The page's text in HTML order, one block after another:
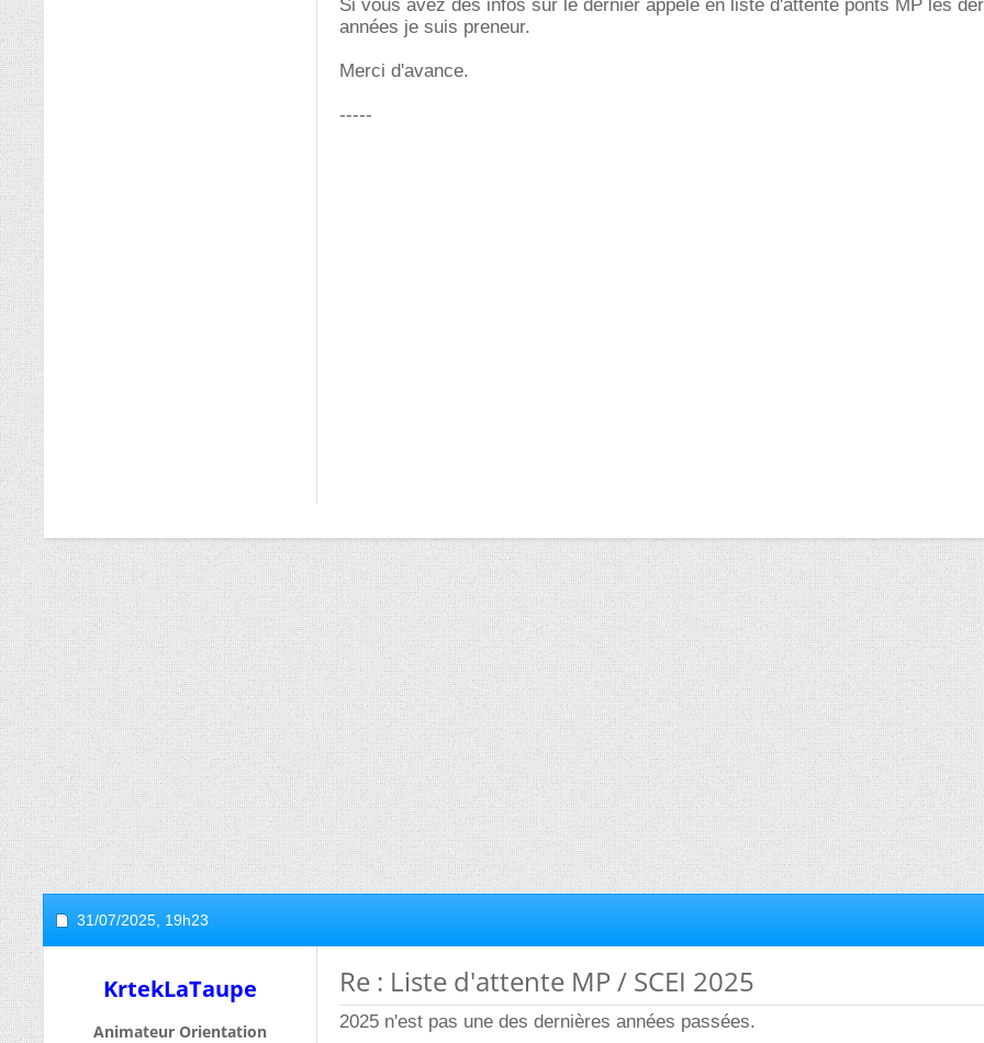
Si vous avez des infos sur le dernier appelé en liste d'attente ponts MP les
années je suis preneur.
Merci d'avance.
-----
31/07/2025, 19h23
KrtekLaTaupe
Animateur Orientation
Re : Liste d'attente MP / SCEI 2025
2025 n'est pas une des dernières années passées.